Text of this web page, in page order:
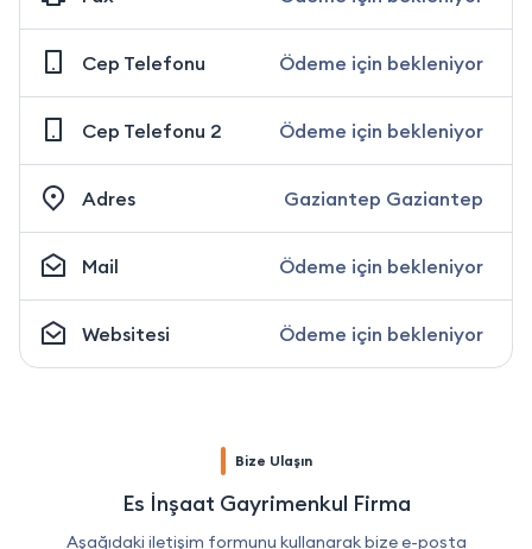
Cep Telefonu Ödeme için bekleniyor
Cep Telefonu 2 Ödeme için bekleniyor
Adres Gaziantep Gaziantep
Mail Ödeme için bekleniyor
Websitesi Ödeme için bekleniyor
Bize Ulaşın
Es İnşaat Gayrimenkul Firma
Aşağıdaki iletişim formunu kullanarak bize e-posta